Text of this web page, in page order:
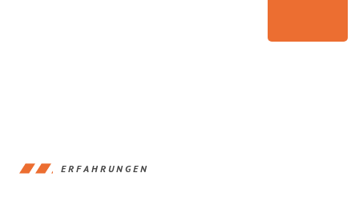
ERFAHRUNGEN